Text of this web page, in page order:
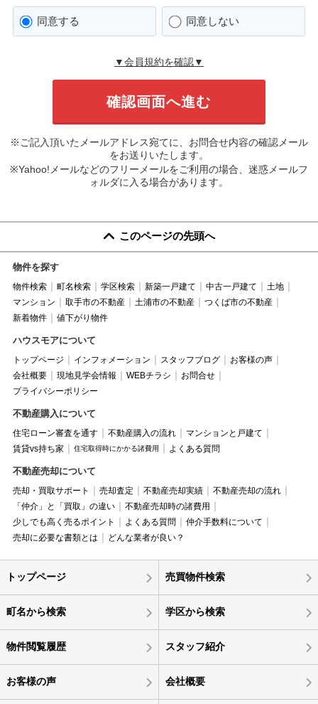
同意する 同意しない
▼会員規約を確認▼
※ご記入頂いたメールアドレス宛てに、お問合せ内容の確認メール
をお送りいたします。
※Yahoo!メールなどのフリーメールをご利用の場合、迷惑メールフ
ォルダに入る場合があります。
このページの先頭へ
物件を探す
物件検索 町名検索 学区検索 新築一戸建て 中古一戸建て
土地
マンション
取手市の不動産 土浦市の不動産
つくば市の不動産
新着物件
値下がり物件
ハウスモアについて
トップページ インフォメーション スタッフブログ
お客様の声
会社概要
現地見学会情報 WEBチラシ
お問合せ
プライバシーポリシー
不動産購入について
住宅ローン審査を通す 不動産購入の流れ
マンションと戸建て
賃貸vs持ち家
住宅取得時にかかる諸費用 よくある質問
不動産売却について
売却・買取サポート 売却査定 不動産売却実績
不動産売却の流れ
「仲介」と「買取」の違い
不動産売却時の諸費用
少しでも高く売るポイント
よくある質問
仲介手数料について
売却に必要な書類とは
どんな業者が良い？
トップページ 売買物件検索
町名から検索 学区から検索
物件閲覧履歴 スタッフ紹介
お客様の声 会社概要